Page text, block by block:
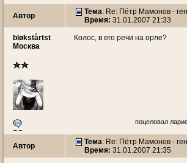
Автор Тема: Re: Пётр Мамонов -
Время: 31.01.2007 21:33
bløkstårtst
Москва
Колос, в его речи на орле?
поцеловал
Автор Тема: Re: Пётр Мамонов -
Время: 31.01.2007 21:35